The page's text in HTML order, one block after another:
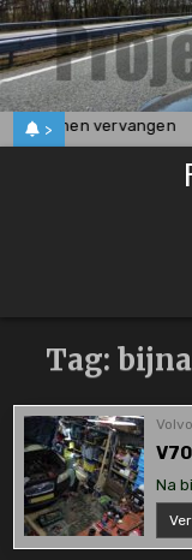
Skip
to
content
> vervangen
Tag:
Na